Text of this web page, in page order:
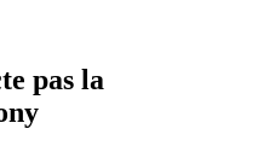
pas la